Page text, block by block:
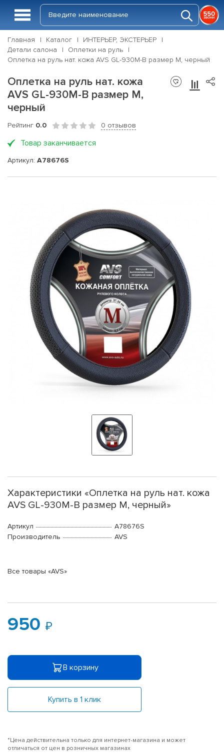
Главная Каталог
ИНТЕРЬЕР, ЭКСТЕРЬЕР
Детали салона
Оплетки на руль
Оплетка на руль нат. кожа AVS GL-930M-B размер M, черный
Оплетка на руль нат. кожа
AVS GL-930M-B размер M,
черный
Рейтинг 0.0 0 отзывов
Товар заканчивается
Артикул: A78676S
Характеристики «Оплетка на руль нат. кожа
AVS GL-930M-B размер M, черный»
Артикул
A78676S
Производитель
AVS
Все товары «AVS»
950
В корзину
Купить в 1 клик
*Цена действительна только для интернет-магазина и может
отличаться от цен в розничных магазинах